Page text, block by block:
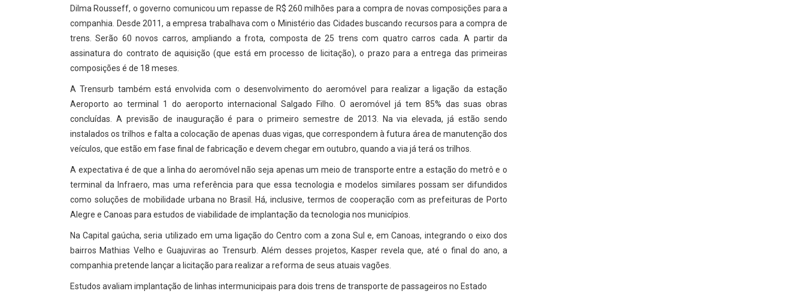
Dilma Rousseff, o governo comunicou um repasse de R$ 260 milhões para a compra de novas composições para a
companhia. Desde 2011, a empresa trabalhava com o Ministério das Cidades buscando recursos para a compra de
trens. Serão 60 novos carros, ampliando a frota, composta de 25 trens com quatro carros cada. A partir da
assinatura do contrato de aquisição (que está em processo de licitação), o prazo para a entrega das primeiras
composições é de 18 meses.
A Trensurb também está envolvida com o desenvolvimento do aeromóvel para realizar a ligação da estação
Aeroporto ao terminal 1 do aeroporto internacional Salgado Filho. O aeromóvel já tem 85% das suas obras
concluídas. A previsão de inauguração é para o primeiro semestre de 2013. Na via elevada, já estão sendo
instalados os trilhos e falta a colocação de apenas duas vigas, que correspondem à futura área de manutenção dos
veículos, que estão em fase final de fabricação e devem chegar em outubro, quando a via já terá os trilhos.
A expectativa é de que a linha do aeromóvel não seja apenas um meio de transporte entre a estação do metrô e o
terminal da Infraero, mas uma referência para que essa tecnologia e modelos similares possam ser difundidos
como soluções de mobilidade urbana no Brasil. Há, inclusive, termos de cooperação com as prefeituras de Porto
Alegre e Canoas para estudos de viabilidade de implantação da tecnologia nos municípios.
Na Capital gaúcha, seria utilizado em uma ligação do Centro com a zona Sul e, em Canoas, integrando o eixo dos
bairros Mathias Velho e Guajuviras ao Trensurb. Além desses projetos, Kasper revela que, até o final do ano, a
companhia pretende lançar a licitação para realizar a reforma de seus atuais vagões.
Estudos avaliam implantação de linhas intermunicipais para dois trens de transporte de passageiros no Estado